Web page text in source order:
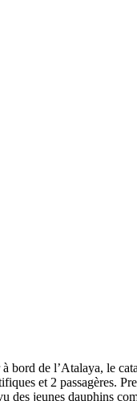
bord de l’Atalaya, le
et 2 passagères.
des jeunes dauphins